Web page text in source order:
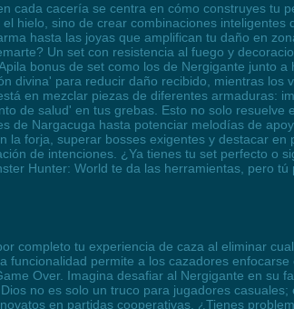
cada cacería se centra en cómo construyes tu
hielo, sino de crear combinaciones
hasta las joyas que amplifican tu daño en
Un set con resistencia al fuego y
bonus de set como los de Nergigante junto
divina' para reducir daño recibido, mientras
en mezclar piezas de diferentes armaduras:
de salud' en tus grebas. Esto no solo
de Nargacuga hasta potenciar melodías de
forja, superar bosses exigentes y destacar
de intenciones. ¿Ya tienes tu set perfecto o
Hunter: World te da las herramientas, pero tú
completo tu experiencia de caza al eliminar
funcionalidad permite a los cazadores
Over. Imagina desafiar al Nergigante en su
no es solo un truco para jugadores
en partidas cooperativas. ¿Tienes